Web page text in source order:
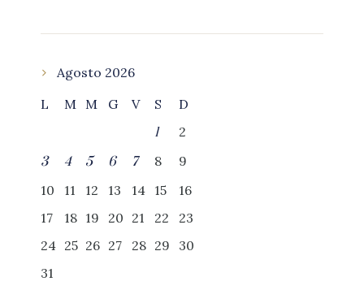
Agosto 2026
L
M M G V S
D
1
2
3
4 5 6 7 8
9
10
11 12 13 14 15
16
17
18 19 20 21 22
23
24 25 26 27 28 29
30
31